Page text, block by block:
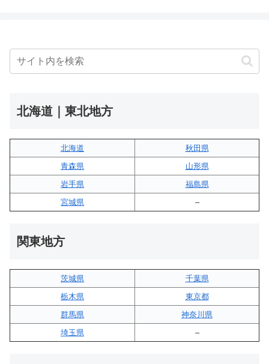
北海道｜東北地方
北海道
秋田県
青森県
山形県
岩手県
福島県
宮城県
–
関東地方
茨城県
千葉県
栃木県
東京都
群馬県
神奈川県
埼玉県
–